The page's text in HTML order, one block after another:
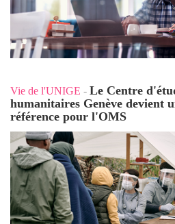
Vie de l'UNIGE - Le Centre
humanitaires Genève devient
référence pour l'OMS